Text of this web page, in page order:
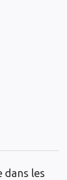
dans les